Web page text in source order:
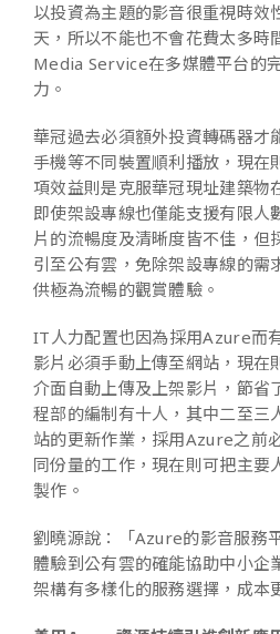
以投資為主題的影音很重視時效
天，所以不能也不會花費太多時
Media Service在多媒體平台的
力。
華冠過去必須額外投資轉碼器才
手機等不同裝置順利播放，現在
項效益則是克服華冠現址建築物
即使架設專線也僅能支援有限人
片的流暢度及清晰度皆不佳，
引至公有雲，免除架設專線的需
供極為流暢的觀賞體驗。
IT人力配置也因為採用Azure而
影片必須手動上傳至網站，現在
介面自動上傳及上架影片，節省
程部的編制有十人，其中二至三
站的更新作業，採用Azure之前
同份量的工作，現在則可把主要
製作。
劉曉源說：「Azure的影音服務
體驗到公有雲的確能協助中小企
架構有多樣化的服務選擇，成本